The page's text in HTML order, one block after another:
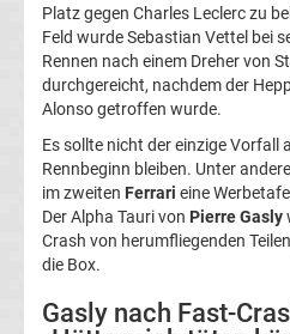
News
Boxen
News
DAZN
Programm
&
Platz gegen Charles Leclerc zu
Feld wurde Sebastian Vettel bei
Rennen nach einem Dreher von
durchgereicht, nachdem der
Alonso getroffen wurde.
Es sollte nicht der einzige Vorfall
Rennbeginn bleiben. Unter
im zweiten Ferrari eine
Der Alpha Tauri von Pierre Gasly
Crash von herumfliegenden
die Box.
Gasly nach Fast-